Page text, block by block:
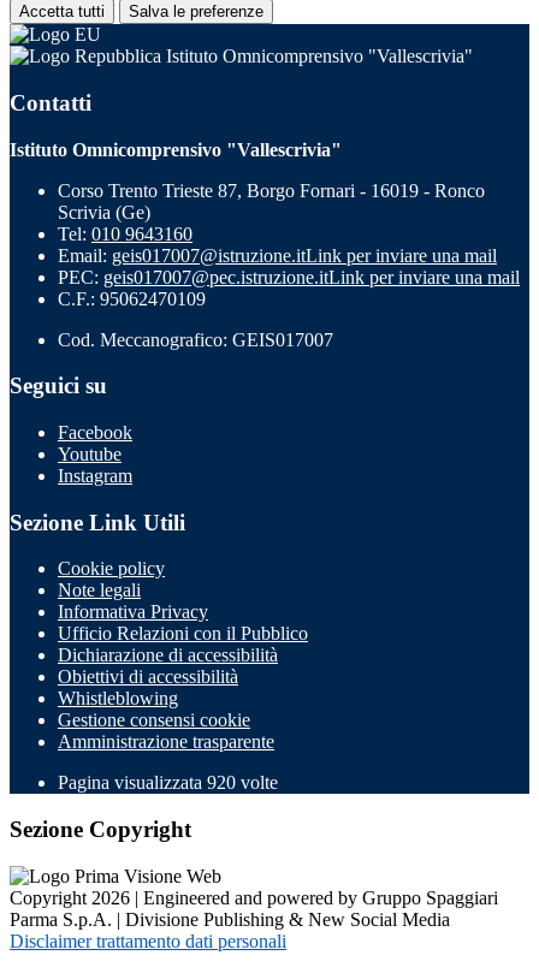
Accetta tutti Salva le preferenze
Istituto Omnicomprensivo "Vallescrivia"
Contatti
Istituto Omnicomprensivo "Vallescrivia"
Corso Trento Trieste 87, Borgo Fornari - 16019 - Ronco
Scrivia (Ge)
Tel: 010 9643160
Email: geis017007@istruzione.itLink per inviare una mail
PEC: geis017007@pec.istruzione.itLink per inviare una mail
C.F.: 95062470109
Cod. Meccanografico: GEIS017007
Seguici su
Facebook
Youtube
Instagram
Sezione Link Utili
Cookie policy
Note legali
Informativa Privacy
Ufficio Relazioni con il Pubblico
Dichiarazione di accessibilità
Obiettivi di accessibilità
Whistleblowing
Gestione consensi cookie
Amministrazione trasparente
Pagina visualizzata 920 volte
Sezione Copyright
Copyright 2026 | Engineered and powered by Gruppo Spaggiari
Parma S.p.A. | Divisione Publishing & New Social Media
Disclaimer trattamento dati personali